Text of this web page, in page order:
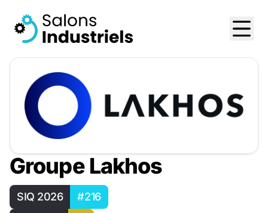
Groupe Lakhos
SIQ 2026
#216